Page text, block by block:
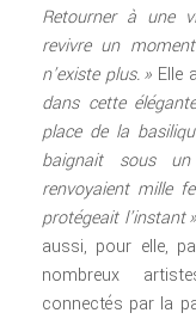
Retourner à une
revivre un
n’existe plus. » Elle
dans cette
place de la
baignait sous
renvoyaient mille
protégeait l’instant
aussi, pour elle,
nombreux
connectés par la